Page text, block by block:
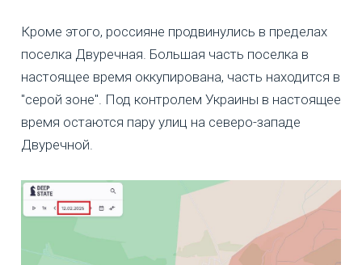
Кроме этого, россияне продвинулись в пределах
поселка Двуречная. Большая часть поселка в
настоящее время оккупирована, часть находится в
"серой зоне". Под контролем Украины в настоящее
время остаются пару улиц на северо-западе
Двуречной.